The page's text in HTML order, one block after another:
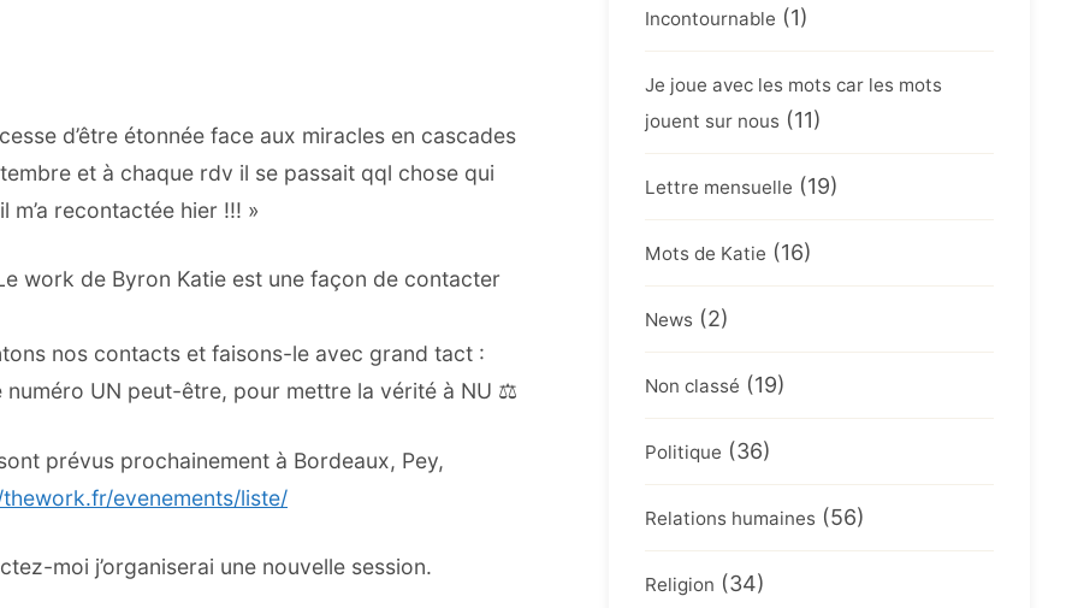
d’être étonnée face aux miracles en cascades
et à chaque rdv il se passait qql chose qui
m’a recontactée hier !!! »
de Byron Katie est une façon de contacter
nos contacts et faisons-le avec grand tact :
numéro UN peut-être, pour mettre la vérité à NU ⚖
prévus prochainement à Bordeaux, Pey,
evenements/liste/
moi j’organiserai une nouvelle session.
Incontournable (1)
Je joue avec les mots car les mots
jouent sur nous (11)
Lettre mensuelle (19)
Mots de Katie (16)
News (2)
Non classé (19)
Politique (36)
Relations humaines (56)
Religion (34)